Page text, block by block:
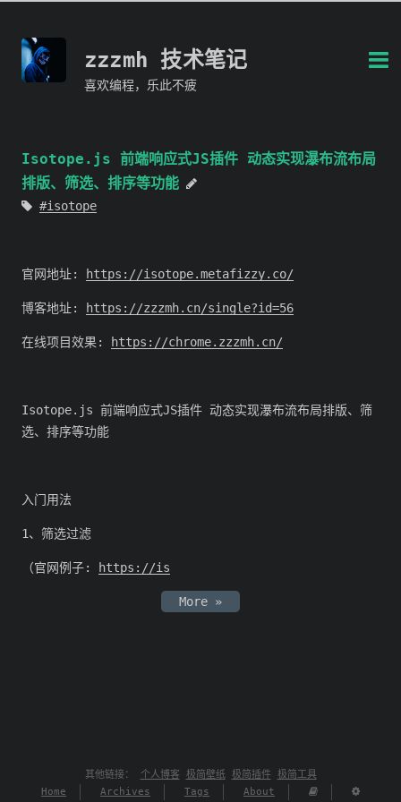
zzzmh 技术笔记
喜欢编程，乐此不疲
Isotope.js 前端响应式JS插件 动态实现瀑布流布局
排版、筛选、排序等功能
isotope
官网地址: https://isotope.metafizzy.co/
博客地址: https://zzzmh.cn/single?id=56
在线项目效果: https://chrome.zzzmh.cn/
Isotope.js 前端响应式JS插件 动态实现瀑布流布局排版、筛
选、排序等功能
入门用法
1、筛选过滤
（官网例子: https://is
More »
其他链接： 个人博客 极简壁纸 极简插件 极简工具
Home
Archives Tags About